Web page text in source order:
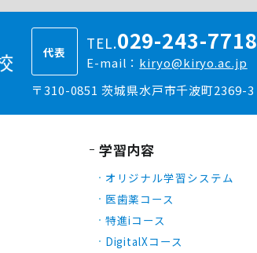
代表 TEL.029-243-7718
E-mail： kiryo@kiryo.ac.jp
〒310-0851 茨城県水戸市千波町2369-3
学習内容
オリジナル学習システム
医歯薬コース
特進iコース
DigitalXコース